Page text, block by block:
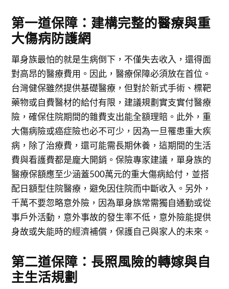
第一道保障：建構完整的醫療與重
大傷病防護網
單身族最怕的就是生病倒下，不僅失去收入，還得面
對高昂的醫療費用。因此，醫療保障必須放在首位。
台灣健保雖然提供基礎醫療，但對於新式手術、標靶
藥物或自費醫材的給付有限，建議規劃實支實付醫療
險，確保住院期間的雜費支出能全額理賠。此外，重
大傷病險或癌症險也必不可少，因為一旦罹患重大疾
病，除了治療費，還可能需長期休養，這期間的生活
費與看護費都是龐大開銷。保險專家建議，單身族的
醫療保額應至少涵蓋500萬元的重大傷病給付，並搭
配日額型住院醫療，避免因住院而中斷收入。另外，
千萬不要忽略意外險，因為單身族常需獨自通勤或從
事戶外活動，意外事故的發生率不低，意外險能提供
身故或失能時的經濟補償，保護自己與家人的未來。
第二道保障：長照風險的轉嫁與自
主生活規劃